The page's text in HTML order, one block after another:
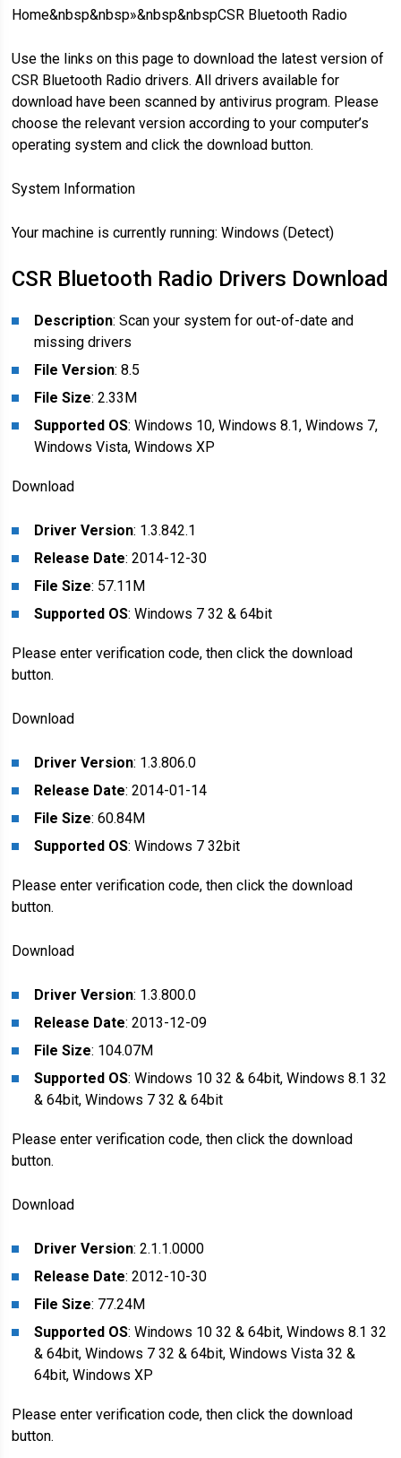
Home&nbsp&nbsp»&nbsp&nbspCSR Bluetooth Radio
Use the links on this page to download the latest version of
CSR Bluetooth Radio drivers. All drivers available for
download have been scanned by antivirus program. Please
choose the relevant version according to your computer’s
operating system and click the download button.
System Information
Your machine is currently running:Windows (Detect)
CSR Bluetooth Radio Drivers Download
Description: Scan your system for out-of-date and
missing drivers
File Version: 8.5
File Size: 2.33M
Supported OS: Windows 10, Windows 8.1, Windows 7,
Windows Vista, Windows XP
Download
Driver Version: 1.3.842.1
Release Date: 2014-12-30
File Size: 57.11M
Supported OS: Windows 7 32 & 64bit
Please enter verification code, then click the download
button.
Download
Driver Version: 1.3.806.0
Release Date: 2014-01-14
File Size: 60.84M
Supported OS: Windows 7 32bit
Please enter verification code, then click the download
button.
Download
Driver Version: 1.3.800.0
Release Date: 2013-12-09
File Size: 104.07M
Supported OS: Windows 10 32 & 64bit, Windows 8.1 32
& 64bit, Windows 7 32 & 64bit
Please enter verification code, then click the download
button.
Download
Driver Version: 2.1.1.0000
Release Date: 2012-10-30
File Size: 77.24M
Supported OS: Windows 10 32 & 64bit, Windows 8.1 32
& 64bit, Windows 7 32 & 64bit, Windows Vista 32 &
64bit, Windows XP
Please enter verification code, then click the download
button.